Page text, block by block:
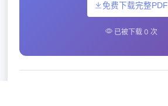
免费下载完整PDF
已被下载 0 次